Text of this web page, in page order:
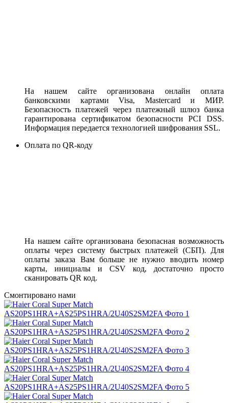
На нашем сайте организована онлайн оплата
банковскими картами Visa, Mastercard и МИР.
Безопасность платежей через платежный шлюз банка
гарантирована сертификатом безопасности PCI DSS.
Информация передается технологией шифрования SSL.
Оплата по QR-коду
На нашем сайте организована безопасная возможность
оплаты через систему быстрых платежей (СБП). Для
оплаты заказа Вам больше не нужно вводить номер
карты, инициалы и CSV код, достаточно просто
сканировать QR код.
Смонтировано нами